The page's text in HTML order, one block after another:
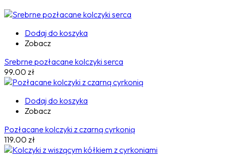
Dodaj do koszyka
Zobacz
Srebrne pozłacane kolczyki serca
99.00 zł
Dodaj do koszyka
Zobacz
Pozłacane kolczyki z czarną cyrkonią
119.00 zł